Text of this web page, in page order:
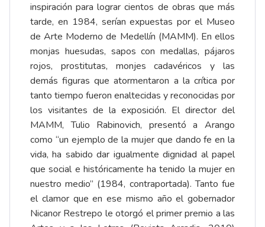
inspiración para lograr cientos de obras que más
tarde, en 1984, serían expuestas por el Museo
de Arte Moderno de Medellín (MAMM). En ellos
monjas huesudas, sapos con medallas, pájaros
rojos, prostitutas, monjes cadavéricos y las
demás figuras que atormentaron a la crítica por
tanto tiempo fueron enaltecidas y reconocidas por
los visitantes de la exposición. El director del
MAMM, Tulio Rabinovich, presentó a Arango
como “un ejemplo de la mujer que dando fe en la
vida, ha sabido dar igualmente dignidad al papel
que social e históricamente ha tenido la mujer en
nuestro medio” (1984, contraportada). Tanto fue
el clamor que en ese mismo año el gobernador
Nicanor Restrepo le otorgó el primer premio a las